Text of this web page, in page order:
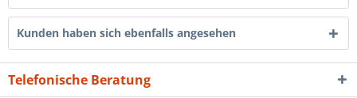
Kunden haben sich ebenfalls angesehen
Telefonische Beratung